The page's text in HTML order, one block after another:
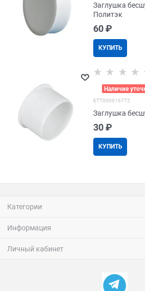
Заглушка
Политэк
60 ₽
КУПИТЬ
Наличие
EТТ000016772
Заглушка
30 ₽
КУПИТЬ
Категории
Информация
Личный кабинет